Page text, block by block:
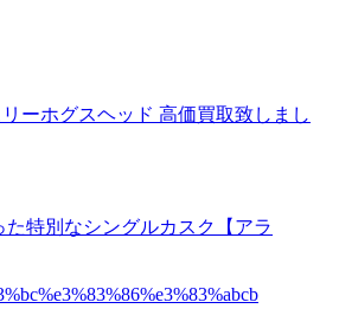
ーホグスヘッド 高価買取致しまし
特別なシングルカスク【アラ